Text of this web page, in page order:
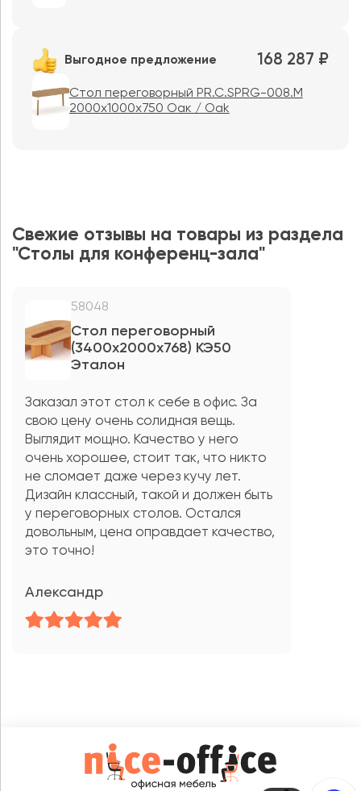
Выгодное предложение 168 287 ₽
Стол переговорный PR.C.SPRG-008.M
2000х1000х750 Оак / Oak
Свежие отзывы на товары из раздела
"Столы для конференц-зала"
58048
Стол переговорный
(3400х2000х768) КЭ50
Эталон
Заказал этот стол к себе в офис. За
свою цену очень солидная вещь.
Выглядит мощно. Качество у него
очень хорошее, стоит так, что никто
не сломает даже через кучу лет.
Дизайн классный, такой и должен быть
у переговорных столов. Остался
довольным, цена оправдает качество,
это точно!
Александр